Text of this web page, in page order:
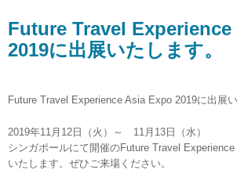
Future Travel
2019に出展いたします。
Future Travel Experience Asia Expo 2019に出展
2019年11月12日（火）～ 11月13日（水）
シンガポールにて開催のFuture Travel
いたします。ぜひご来場ください。